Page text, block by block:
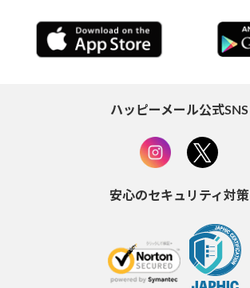
ハッピーメール公式SNS
安心のセキュリティ対策